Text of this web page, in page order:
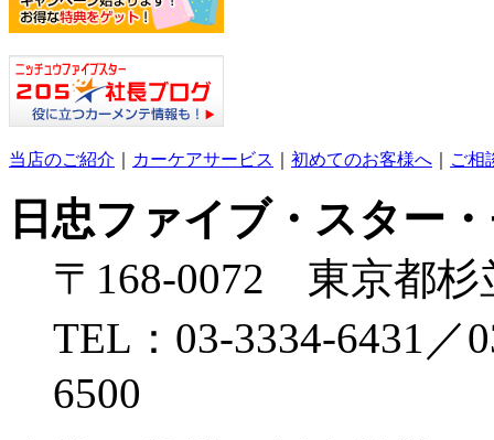
当店のご紹介 カーケアサービス 初めてのお客様へ ご相
日忠ファイブ・スター
〒168-0072 東京都杉
TEL：03-3334-6431
6500